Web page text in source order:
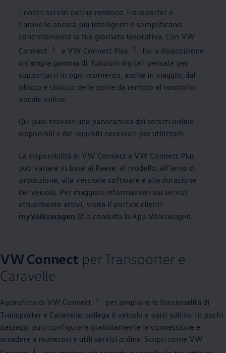
I nostri servizi online rendono Transporter e
Caravelle ancora più intelligenti e semplificano
concretamente la tua giornata lavorativa. Con VW
Connect
1 e VW Connect Plus 1
hai a disposizione
un’ampia gamma di funzioni digitali pensate per
supportarti in ogni momento, anche in viaggio, dal
blocco e sblocco delle porte da remoto al controllo
vocale online.
Qui puoi trovare una panoramica dei servizi online
disponibili e dei requisiti necessari per utilizzarli.
La disponibilità di VW Connect e VW Connect Plus
può variare in base al Paese, al modello, all’anno di
produzione, alla versione software e alla dotazione
del veicolo. Per maggiori informazioni sui servizi
attualmente attivi, visita il portale clienti
myVolkswagen
o consulta la App Volkswagen.
VW Connect per Transporter e
Caravelle
Approfitta di VW Connect 1
per ampliare le funzionalità di
Transporter e Caravelle: collega il veicolo e parti subito. In pochi
passaggi puoi configurare gratuitamente la connessione e
accedere a numerosi e utili servizi online. Scopri come VW
1